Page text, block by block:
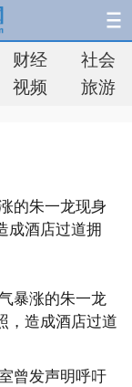
财经
社会
视频 旅游
的朱一龙现身
成酒店过道拥
暴涨的朱一龙
，造成酒店过道
曾发声明呼吁